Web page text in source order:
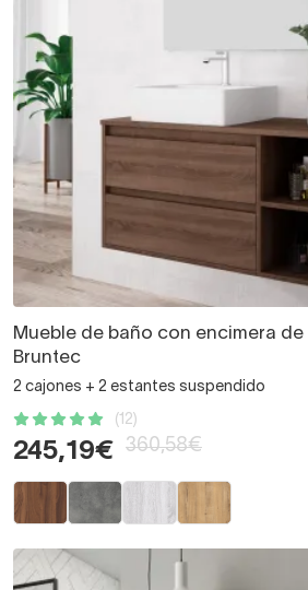
Mueble de baño con encimera
Bruntec
2 cajones + 2 estantes suspendido
(12)
245,19€ 360,58€